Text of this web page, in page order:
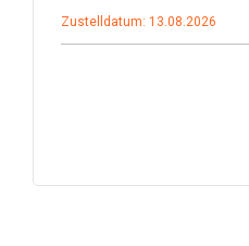
Zustelldatum: 13.08.2026